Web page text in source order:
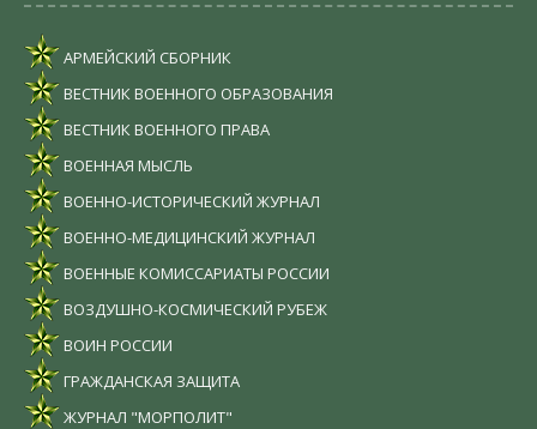
АРМЕЙСКИЙ СБОРНИК
ВЕСТНИК ВОЕННОГО ОБРАЗОВАНИЯ
ВЕСТНИК ВОЕННОГО ПРАВА
ВОЕННАЯ МЫСЛЬ
ВОЕННО-ИСТОРИЧЕСКИЙ ЖУРНАЛ
ВОЕННО-МЕДИЦИНСКИЙ ЖУРНАЛ
ВОЕННЫЕ КОМИССАРИАТЫ РОССИИ
ВОЗДУШНО-КОСМИЧЕСКИЙ РУБЕЖ
ВОИН РОССИИ
ГРАЖДАНСКАЯ ЗАЩИТА
ЖУРНАЛ "МОРПОЛИТ"